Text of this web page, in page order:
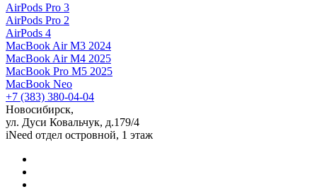
AirPods Pro 3
AirPods Pro 2
AirPods 4
MacBook Air M3 2024
MacBook Air M4 2025
MacBook Pro M5 2025
MacBook Neo
+7 (383) 380-04-04
Новосибирск,
ул. Дуси Ковальчук, д.179/4
iNeed отдел островной, 1 этаж